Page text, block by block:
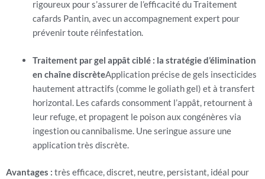
rigoureux pour s’assurer de l’efficacité du Traitement
cafards Pantin, avec un accompagnement expert pour
prévenir toute réinfestation.
Traitement par gel appât ciblé : la stratégie d’élimination
en chaîne discrèteApplication précise de gels insecticides
hautement attractifs (comme le goliath gel) et à transfert
horizontal. Les cafards consomment l’appât, retournent à
leur refuge, et propagent le poison aux congénères via
ingestion ou cannibalisme. Une seringue assure une
application très discrète.
Avantages : très efficace, discret, neutre, persistant, idéal pour